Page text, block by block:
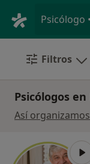
Psicólogo
Filtros
Psicólogos
Así